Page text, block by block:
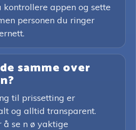
kontrollere appen og sette
personen du ringer
samme over
til prissetting er
og alltid transparent.
å se n ø yaktige